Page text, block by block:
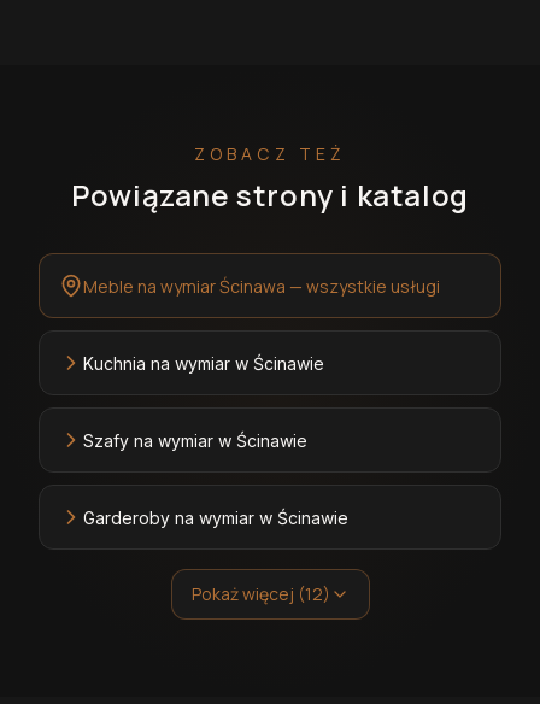
ZOBACZ TEŻ
Powiązane strony i katalog
Meble na wymiar Ścinawa — wszystkie usługi
Kuchnia na wymiar w Ścinawie
Szafy na wymiar w Ścinawie
Garderoby na wymiar w Ścinawie
Pokaż więcej (12)